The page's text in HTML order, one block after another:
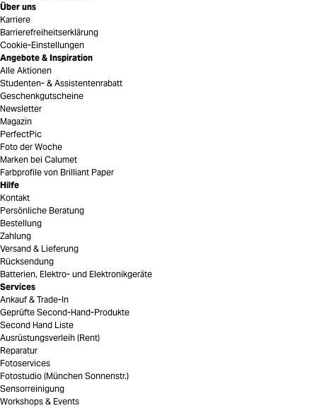
Über uns
Karriere
Barrierefreiheitserklärung
Cookie-Einstellungen
Angebote & Inspiration
Alle Aktionen
Studenten- & Assistentenrabatt
Geschenkgutscheine
Newsletter
Magazin
PerfectPic
Foto der Woche
Marken bei Calumet
Farbprofile von Brilliant Paper
Hilfe
Kontakt
Persönliche Beratung
Bestellung
Zahlung
Versand & Lieferung
Rücksendung
Batterien, Elektro- und Elektronikgeräte
Services
Ankauf & Trade-In
Geprüfte Second-Hand-Produkte
Second Hand Liste
Ausrüstungsverleih (Rent)
Reparatur
Fotoservices
Fotostudio (München Sonnenstr.)
Sensorreinigung
Workshops & Events